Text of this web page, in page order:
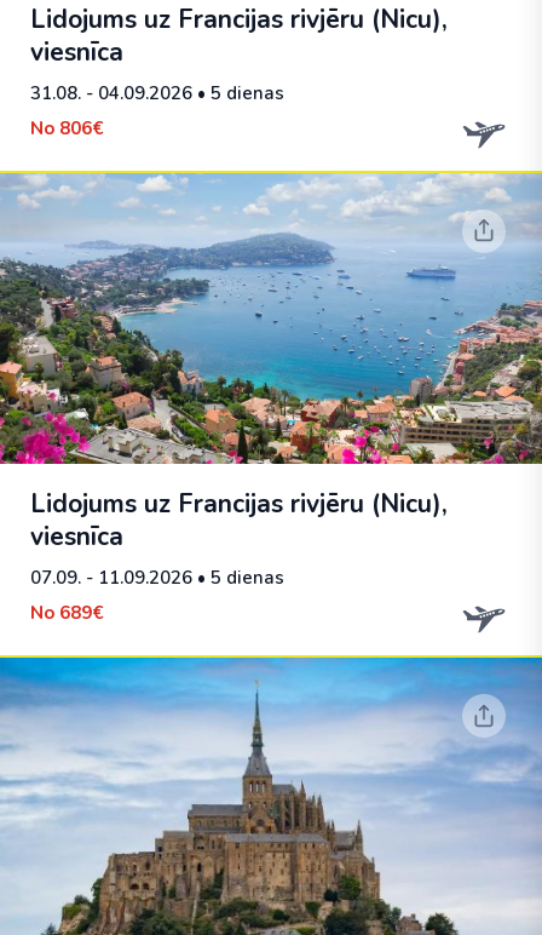
Lidojums uz Francijas rivjēru (Nicu),
viesnīca
31.08. - 04.09.2026 • 5 dienas
No 806€
Lidojums uz Francijas rivjēru (Nicu),
viesnīca
07.09. - 11.09.2026 • 5 dienas
No 689€